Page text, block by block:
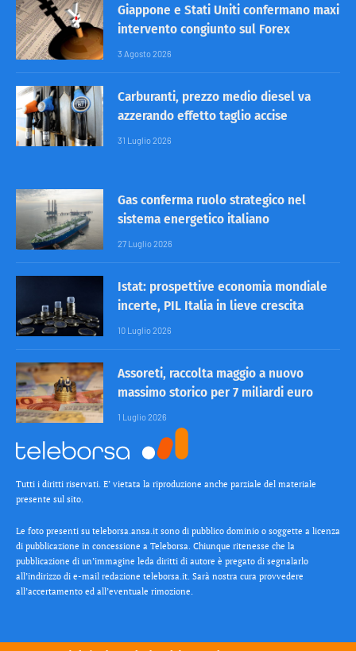
Giappone e Stati Uniti confermano maxi
intervento congiunto sul Forex
3 Agosto 2026
Carburanti, prezzo medio diesel va
azzerando effetto taglio accise
31 Luglio 2026
Gas conferma ruolo strategico nel
sistema energetico italiano
27 Luglio 2026
Istat: prospettive economia mondiale
incerte, PIL Italia in lieve crescita
10 Luglio 2026
Assoreti, raccolta maggio a nuovo
massimo storico per 7 miliardi euro
1 Luglio 2026
Tutti i diritti riservati. E’ vietata la riproduzione anche parziale del materiale
presente sul sito.
Le foto presenti su teleborsa.ansa.it sono di pubblico dominio o soggette a licenza
di pubblicazione in concessione a Teleborsa. Chiunque ritenesse che la
pubblicazione di un’immagine leda diritti di autore è pregato di segnalarlo
all’indirizzo di e-mail redazione teleborsa.it. Sarà nostra cura provvedere
all’accertamento ed all’eventuale rimozione.